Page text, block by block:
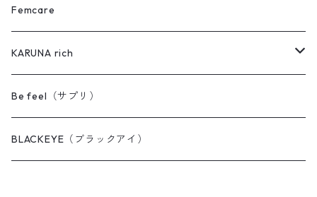
EYE's（アイズ）
FEET's（フィーツ）
AQUA（アクア）
PILLOW（ピロー）
PAD（パッド）
BACK's（バックス）
DENT'z（デンツ）
AQUA（アクア）
B（難あり品）
MAT（マット）
COVER（カバー）
BACK's（バックス）
PAD（パッド）
Femcare
KARUNA rich
KARUNA rich ヘアケア
MAX クイックワン（毛染め）
Be feel（サプリ）
BLACKEYE（ブラックアイ）